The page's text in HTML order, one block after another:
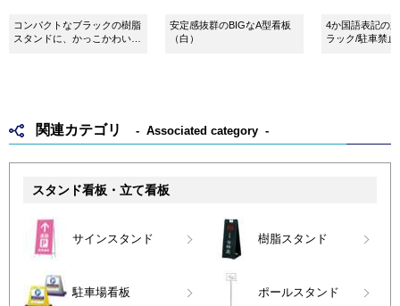
コンパクトなブラックの樹脂
スタンドに、かっこかわいい
安定感抜群のBIGなA型看板
（白）
4か国語表記の
ラック/駐車禁止
関連カテゴリ Associated category
スタンド看板・立て看板
サインスタンド 樹脂スタンド
駐車場看板 ポールスタンド